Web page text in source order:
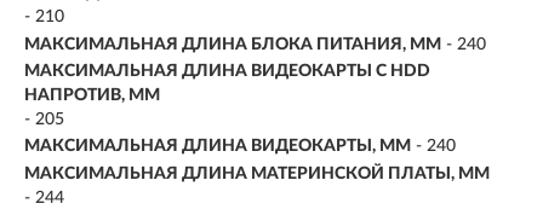
- 210
МАКСИМАЛЬНАЯ ДЛИНА БЛОКА ПИТАНИЯ, ММ - 240
МАКСИМАЛЬНАЯ ДЛИНА ВИДЕОКАРТЫ С HDD
НАПРОТИВ, ММ
- 205
МАКСИМАЛЬНАЯ ДЛИНА ВИДЕОКАРТЫ, ММ - 240
МАКСИМАЛЬНАЯ ДЛИНА МАТЕРИНСКОЙ ПЛАТЫ, ММ
- 244